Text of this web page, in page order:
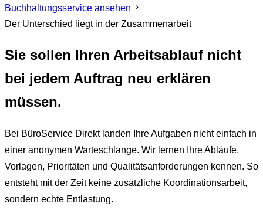
Buchhaltungsservice ansehen
Der Unterschied liegt in der Zusammenarbeit
Sie sollen Ihren Arbeitsablauf nicht
bei jedem Auftrag neu erklären
müssen.
Bei BüroService Direkt landen Ihre Aufgaben nicht einfach in
einer anonymen Warteschlange. Wir lernen Ihre Abläufe,
Vorlagen, Prioritäten und Qualitätsanforderungen kennen. So
entsteht mit der Zeit keine zusätzliche Koordinationsarbeit,
sondern echte Entlastung.